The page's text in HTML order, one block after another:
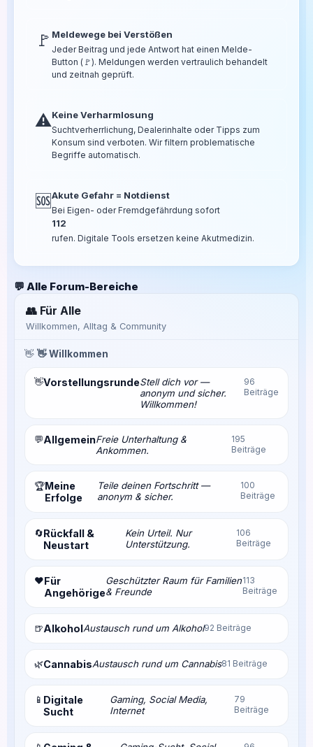
🚩 Meldewege bei Verstößen
Jeder Beitrag und jede Antwort hat einen Melde-
Button (🚩). Meldungen werden vertraulich behandelt
und zeitnah geprüft.
⚠️Keine Verharmlosung
Suchtverherrlichung, Dealerinhalte oder Tipps zum
Konsum sind verboten. Wir filtern problematische
Begriffe automatisch.
🆘Akute Gefahr = Notdienst
Bei Eigen- oder Fremdgefährdung sofort
112
rufen. Digitale Tools ersetzen keine Akutmedizin.
💬 Alle Forum-Bereiche
👥 Für Alle
Willkommen, Alltag & Community
👋 👋 Willkommen
👋VorstellungsrundeStell dich vor —
anonym und sicher.
Willkommen!
96
Beiträge
💬AllgemeinFreie Unterhaltung &
Ankommen.
195
Beiträge
🏆Meine
Erfolge
Teile deinen Fortschritt —
anonym & sicher.
100
Beiträge
🔄Rückfall &
Neustart
Kein Urteil. Nur
Unterstützung.
106
Beiträge
❤️Für
Angehörige
Geschützter Raum für Familien
& Freunde
113
Beiträge
🍺AlkoholAustausch rund um Alkohol92 Beiträge
🌿CannabisAustausch rund um Cannabis81 Beiträge
📱 Digitale
Sucht
Gaming, Social Media,
Internet
79
Beiträge